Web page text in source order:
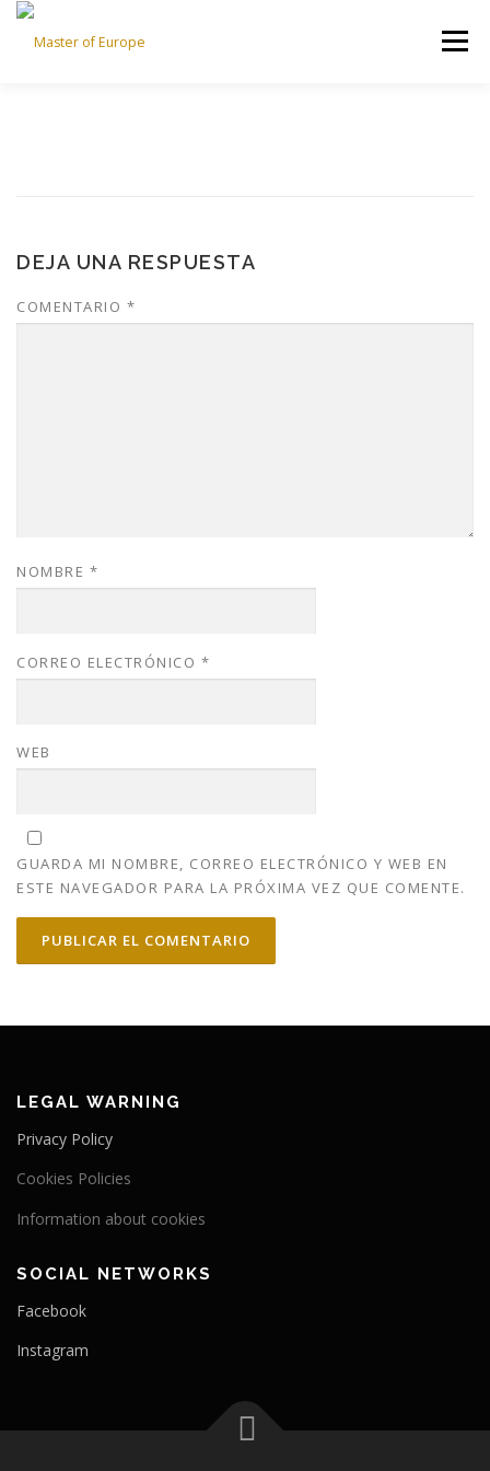
Saltar
contenido
Menú
DEJA UNA RESPUESTA
COMENTARIO *
NOMBRE *
CORREO ELECTRÓNICO *
WEB
GUARDA MI NOMBRE, CORREO ELECTRÓNICO Y WEB EN
ESTE NAVEGADOR PARA LA PRÓXIMA VEZ QUE COMENTE.
LEGAL WARNING
Privacy Policy
Cookies Policies
Information about cookies
SOCIAL NETWORKS
Facebook
Instagram